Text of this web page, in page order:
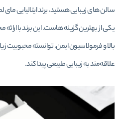
یکی از بهترین گزینه‌ هاست. این برند با
بالا و فرمولاسیون ایمن، توانسته محبوبیت
علاقه‌مند به زیبایی طبیعی پیدا کند.